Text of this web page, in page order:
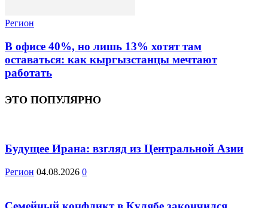
Регион
В офисе 40%, но лишь 13% хотят там
оставаться: как кыргызстанцы мечтают
работать
ЭТО ПОПУЛЯРНО
Будущее Ирана: взгляд из Центральной Азии
Регион 04.08.2026 0